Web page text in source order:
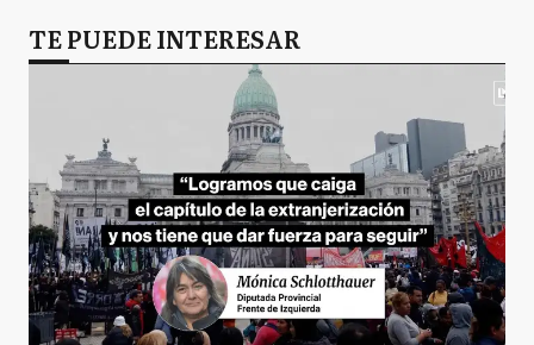
TE PUEDE INTERESAR